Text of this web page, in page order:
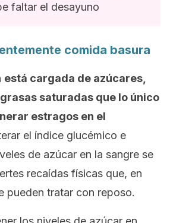
faltar el desayuno
comida basura
está cargada de azúcares,
saturadas que lo único
estragos en el
el índice glucémico e
de azúcar en la sangre se
recaídas físicas que, en
pueden tratar con reposo.